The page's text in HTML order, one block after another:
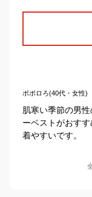
ポポロろ(40代・女性)
肌寒い季節の男
ーベストがおす
着やすいです。